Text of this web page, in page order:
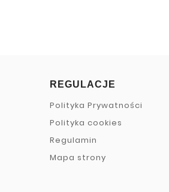
REGULACJE
Polityka Prywatności
Polityka cookies
Regulamin
Mapa strony